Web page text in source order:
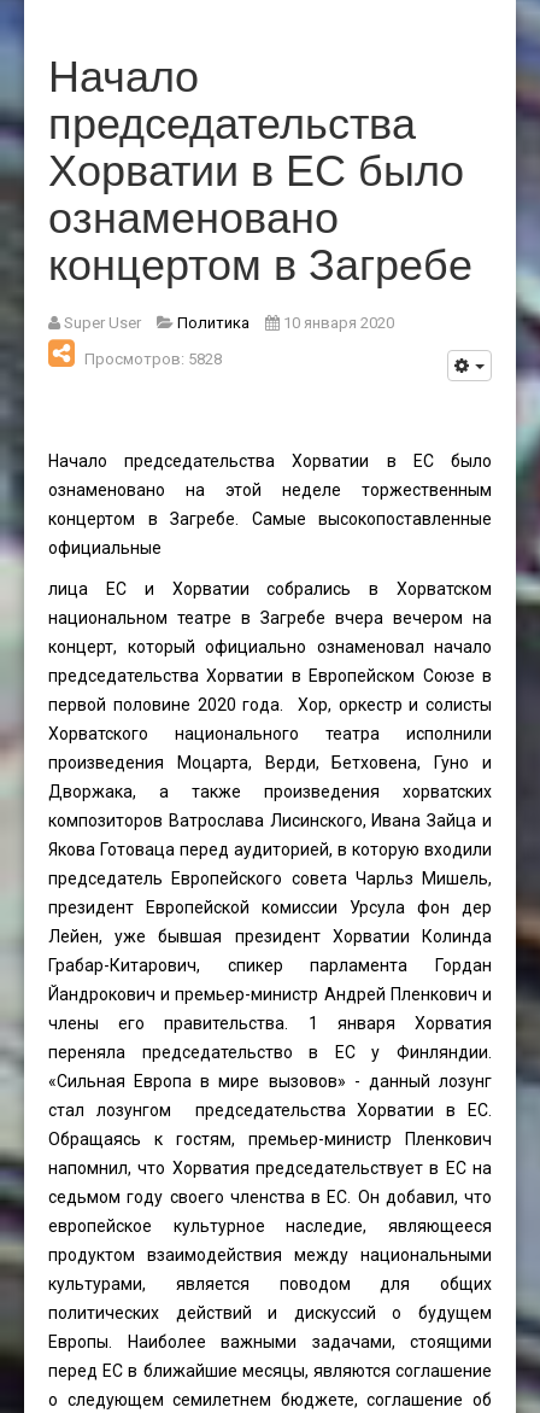
Начало
председательства
Хорватии в ЕС было
ознаменовано
концертом в Загребе
Super User Политика
10 января 2020
Просмотров: 5828
Начало председательства Хорватии в ЕС было
ознаменовано на этой неделе торжественным
концертом в Загребе. Самые высокопоставленные
официальные
лица ЕС и Хорватии собрались в Хорватском
национальном театре в Загребе вчера вечером на
концерт, который официально ознаменовал начало
председательства Хорватии в Европейском Союзе в
первой половине 2020 года. Хор, оркестр и солисты
Хорватского национального театра исполнили
произведения Моцарта, Верди, Бетховена, Гуно и
Дворжака, а также произведения хорватских
композиторов Ватрослава Лисинского, Ивана Зайца и
Якова Готоваца перед аудиторией, в которую входили
председатель Европейского совета Чарльз Мишель,
президент Европейской комиссии Урсула фон дер
Лейен, уже бывшая президент Хорватии Колинда
Грабар-Китарович, спикер парламента Гордан
Йандрокович и премьер-министр Андрей Пленкович и
члены его правительства. 1 января Хорватия
переняла председательство в ЕС у Финляндии.
«Сильная Европа в мире вызовов» - данный лозунг
стал лозунгом председательства Хорватии в ЕС.
Обращаясь к гостям, премьер-министр Пленкович
напомнил, что Хорватия председательствует в ЕС на
седьмом году своего членства в ЕС. Он добавил, что
европейское культурное наследие, являющееся
продуктом взаимодействия между национальными
культурами, является поводом для общих
политических действий и дискуссий о будущем
Европы. Наиболее важными задачами, стоящими
перед ЕС в ближайшие месяцы, являются соглашение
о следующем семилетнем бюджете, соглашение об